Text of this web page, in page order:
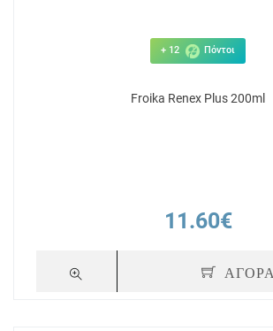
+ 12 Πόντοι
Froika Renex Plus 200ml
11.60€
ΑΓΟΡΑ